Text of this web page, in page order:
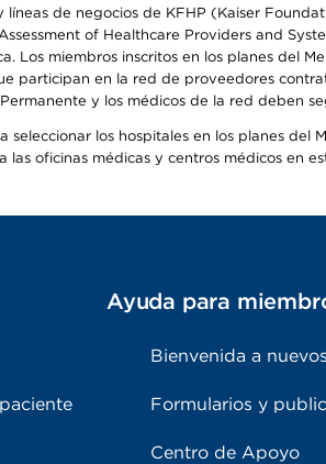
de negocios de KFHP (Kaiser
of Healthcare Providers and
miembros inscritos en los planes del
participan en la red de proveedores
y los médicos de la red deben
los hospitales en los planes del
oficinas médicas y centros médicos en
Ayuda para
Bienvenida a
Formularios y
Centro de Apoyo